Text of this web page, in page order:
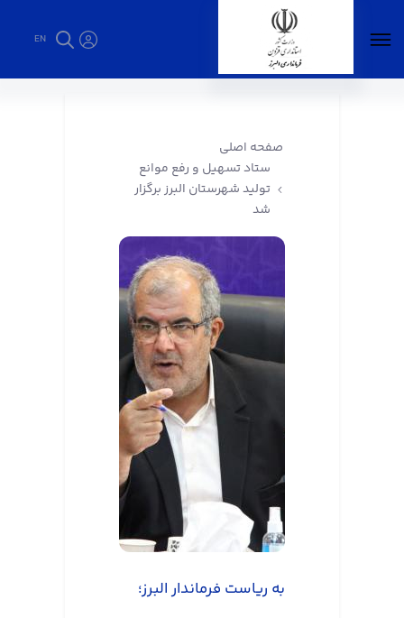
EN
صفحه اصلی
ستاد تسهیل و رفع موانع
تولید شهرستان البرز برگزار
شد
به ریاست فرماندار البرز؛